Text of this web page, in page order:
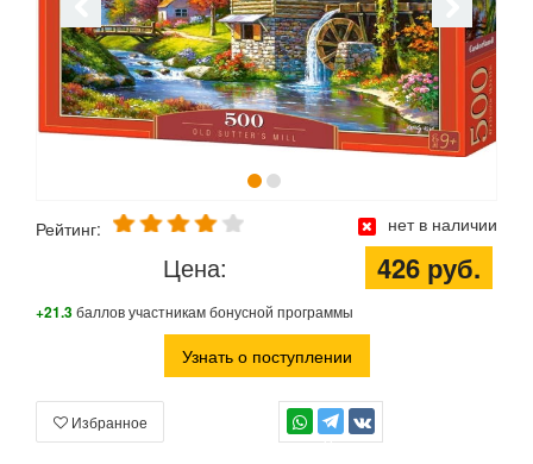
Рейтинг: нет в наличии
Цена: 426 руб.
+21.3баллов участникам бонусной программы
Узнать о поступлении
TG
Избранное